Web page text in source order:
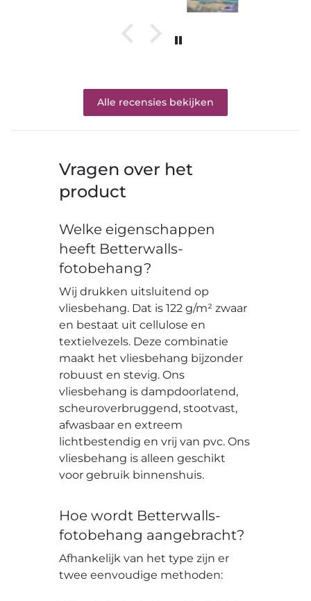
Alle recensies bekijken
Vragen over het
product
Welke eigenschappen
heeft Betterwalls-
fotobehang?
Wij drukken uitsluitend op
vliesbehang. Dat is 122 g/m² zwaar
en bestaat uit cellulose en
textielvezels. Deze combinatie
maakt het vliesbehang bijzonder
robuust en stevig. Ons
vliesbehang is dampdoorlatend,
scheuroverbruggend, stootvast,
afwasbaar en extreem
lichtbestendig en vrij van pvc. Ons
vliesbehang is alleen geschikt
voor gebruik binnenshuis.
Hoe wordt Betterwalls-
fotobehang aangebracht?
Afhankelijk van het type zijn er
twee eenvoudige methoden: